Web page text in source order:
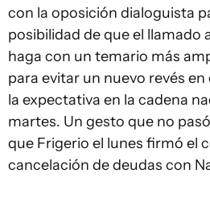
con la oposición dialoguista
posibilidad de que el llamado
haga con un temario más
para evitar un nuevo revés en
la expectativa en la cadena
martes. Un gesto que no
que Frigerio el lunes firmó el
cancelación de deudas con